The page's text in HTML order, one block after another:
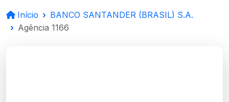
Início
BANCO SANTANDER (BRASIL) S.A.
Agência 1166